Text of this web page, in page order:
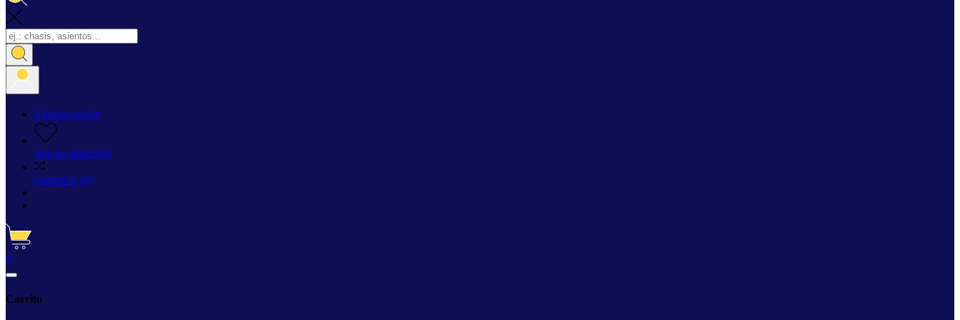
Iniciar sesión
lista de deseos(0)
comparar(0)
0
Carrito